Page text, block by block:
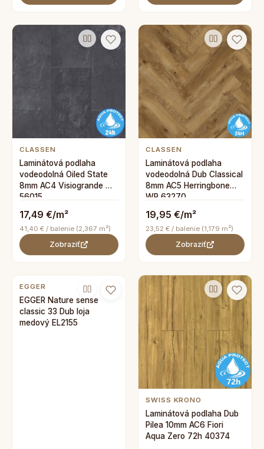
CLASSEN
Laminátová podlaha
vodeodolná Oiled State
8mm AC4 Visiogrande WR
56015
17,49 €/m²
41,40 € / balenie (2,367 m²)
Zobraziť
CLASSEN
Laminátová podlaha
vodeodolná Dub Classical
8mm AC5 Herringbone
WR 63270
19,95 €/m²
23,52 € / balenie (1,179 m²)
Zobraziť
EGGER
EGGER Nature sense
classic 33 Dub loja
medový EL2155
SWISS KRONO
Laminátová podlaha Dub
Pilea 10mm AC6 Fiori
Aqua Zero 72h 40374